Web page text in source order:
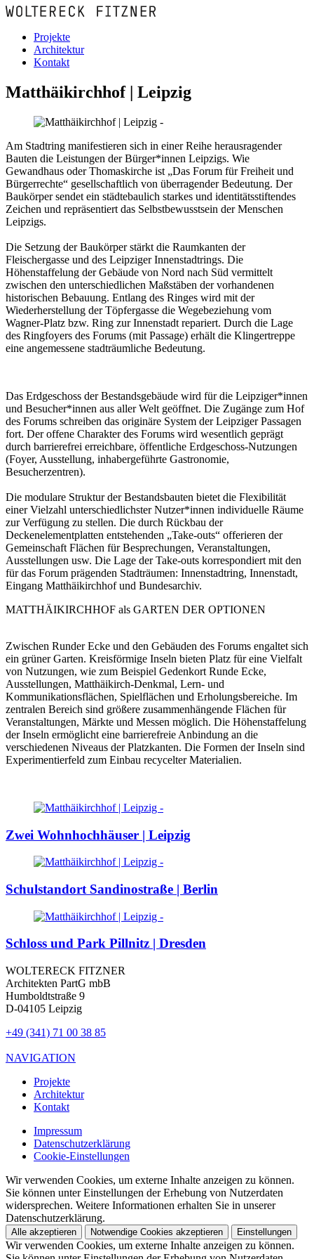
Projekte
Architektur
Kontakt
Matthäikirchhof | Leipzig
Am Stadtring manifestieren sich in einer Reihe herausragender
Bauten die Leistungen der Bürger*innen Leipzigs. Wie
Gewandhaus oder Thomaskirche ist „Das Forum für Freiheit und
Bürgerrechte“ gesellschaftlich von überragender Bedeutung. Der
Baukörper sendet ein städtebaulich starkes und identitätsstiftendes
Zeichen und repräsentiert das Selbstbewusstsein der Menschen
Leipzigs.
Die Setzung der Baukörper stärkt die Raumkanten der
Fleischergasse und des Leipziger Innenstadtrings. Die
Höhenstaffelung der Gebäude von Nord nach Süd vermittelt
zwischen den unterschiedlichen Maßstäben der vorhandenen
historischen Bebauung. Entlang des Ringes wird mit der
Wiederherstellung der Töpfergasse die Wegebeziehung vom
Wagner-Platz bzw. Ring zur Innenstadt repariert. Durch die Lage
des Ringfoyers des Forums (mit Passage) erhält die Klingertreppe
eine angemessene stadträumliche Bedeutung.
Das Erdgeschoss der Bestandsgebäude wird für die Leipziger*innen
und Besucher*innen aus aller Welt geöffnet. Die Zugänge zum Hof
des Forums schreiben das originäre System der Leipziger Passagen
fort. Der offene Charakter des Forums wird wesentlich geprägt
durch barrierefrei erreichbare, öffentliche Erdgeschoss-Nutzungen
(Foyer, Ausstellung, inhabergeführte Gastronomie,
Besucherzentren).
Die modulare Struktur der Bestandsbauten bietet die Flexibilität
einer Vielzahl unterschiedlichster Nutzer*innen individuelle Räume
zur Verfügung zu stellen. Die durch Rückbau der
Deckenelementplatten entstehenden „Take-outs“ offerieren der
Gemeinschaft Flächen für Besprechungen, Veranstaltungen,
Ausstellungen usw. Die Lage der Take-outs korrespondiert mit den
für das Forum prägenden Stadträumen: Innenstadtring, Innenstadt,
Eingang Matthäikirchhof und Bundesarchiv.
MATTHÄIKIRCHHOF als GARTEN DER OPTIONEN
Zwischen Runder Ecke und den Gebäuden des Forums engaltet sich
ein grüner Garten. Kreisförmige Inseln bieten Platz für eine Vielfalt
von Nutzungen, wie zum Beispiel Gedenkort Runde Ecke,
Ausstellungen, Matthäikirch-Denkmal, Lern- und
Kommunikationsflächen, Spielflächen und Erholungsbereiche. Im
zentralen Bereich sind größere zusammenhängende Flächen für
Veranstaltungen, Märkte und Messen möglich. Die Höhenstaffelung
der Inseln ermöglicht eine barrierefreie Anbindung an die
verschiedenen Niveaus der Platzkanten. Die Formen der Inseln sind
Experimentierfeld zum Einbau recycelter Materialien.
Zwei Wohnhochhäuser | Leipzig
Schulstandort Sandinostraße | Berlin
Schloss und Park Pillnitz | Dresden
WOLTERECK FITZNER
Architekten PartG mbB
Humboldtstraße 9
D-04105 Leipzig
+49 (341) 71 00 38 85
NAVIGATION
Projekte
Architektur
Kontakt
Impressum
Datenschutzerklärung
Cookie-Einstellungen
Wir verwenden Cookies, um externe Inhalte anzeigen zu können.
Sie können unter Einstellungen der Erhebung von Nutzerdaten
widersprechen. Weitere Informationen erhalten Sie in unserer
Datenschutzerklärung.
Alle akzeptieren Notwendige Cookies akzeptieren Einstellungen
Wir verwenden Cookies, um externe Inhalte anzeigen zu können.